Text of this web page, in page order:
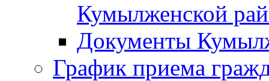
Кумылженской
Документы
График приема